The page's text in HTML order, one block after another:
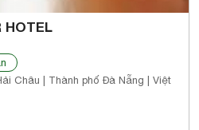
HOTEL
Châu | Thành phố Đà Nẵng | Việt